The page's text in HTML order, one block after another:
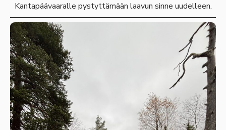
Kantapäävaaralle pystyttämään laavun sinne uudelleen.